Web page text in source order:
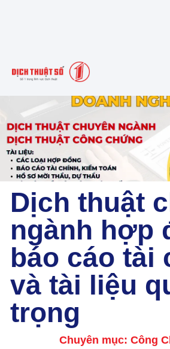
Dịch thuật
ngành hợp
báo cáo tài
và tài liệu
trọng
Chuyên mục: Công